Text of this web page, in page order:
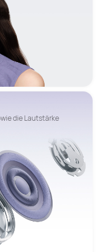
die Lautstärke